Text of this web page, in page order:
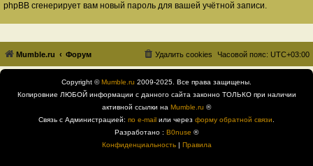
phpBB сгенерирует вам новый пароль для вашей учётной записи.
Mumble.ru Форум Часовой пояс: UTC+03:00
Удалить cookies
Copyright ©Mumble.ru 2009-2025. Все права защищены.
Копировние ЛЮБОЙ информации с данного сайта законно ТОЛЬКО при наличии
активной ссылки на Mumble.ru ®
Связь с Администрацией: по e-mail или через форму обратной связи
Разработано : B0nuse ®
Конфиденциальность| Правила